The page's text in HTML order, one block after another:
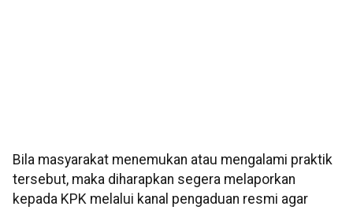
Bila masyarakat menemukan atau mengalami praktik
tersebut, maka diharapkan segera melaporkan
kepada KPK melalui kanal pengaduan resmi agar